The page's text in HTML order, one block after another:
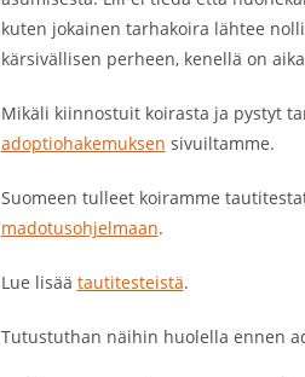
kuten jokainen tarhakoira lähtee
kärsivällisen perheen, kenellä on
Mikäli kiinnostuit koirasta ja pystyt
adoptiohakemuksen sivuiltamme.
Suomeen tulleet koiramme
madotusohjelmaan.
Lue lisää tautitesteistä.
Tutustuthan näihin huolella ennen